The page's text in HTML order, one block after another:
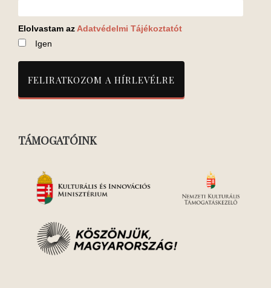
Elolvastam az Adatvédelmi Tájékoztatót
Igen
TÁMOGATÓINK